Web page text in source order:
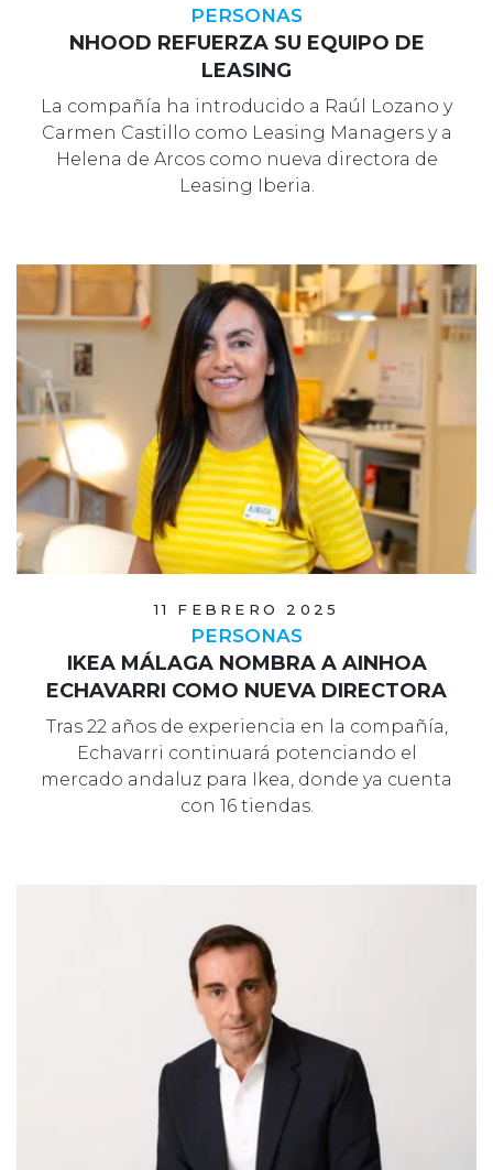
PERSONAS
NHOOD REFUERZA SU EQUIPO DE
LEASING
La compañía ha introducido a Raúl Lozano y
Carmen Castillo como Leasing Managers y a
Helena de Arcos como nueva directora de
Leasing Iberia.
11 FEBRERO 2025
PERSONAS
IKEA MÁLAGA NOMBRA A AINHOA
ECHAVARRI COMO NUEVA DIRECTORA
Tras 22 años de experiencia en la compañía,
Echavarri continuará potenciando el
mercado andaluz para Ikea, donde ya cuenta
con 16 tiendas.